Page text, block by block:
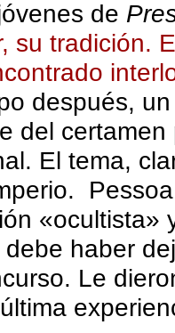
de
su tradición.
después,
del
El tema,
«ocultista»
haber
Le